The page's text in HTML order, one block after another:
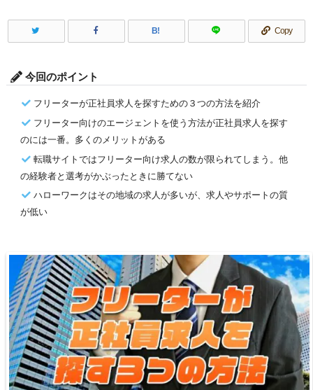
B! Copy
今回のポイント
フリーターが正社員求人を探すための３つの方法を紹介
フリーター向けのエージェントを使う方法が正社員求人を探す
のには一番。多くのメリットがある
転職サイトではフリーター向け求人の数が限られてしまう。他
の経験者と選考がかぶったときに勝てない
ハローワークはその地域の求人が多いが、求人やサポートの質
が低い